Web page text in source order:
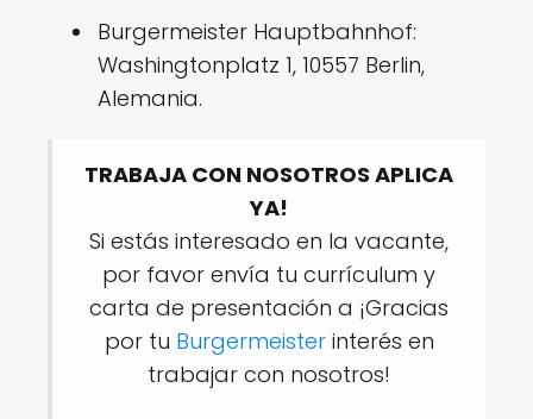
Burgermeister Hauptbahnhof:
Washingtonplatz 1, 10557 Berlin,
Alemania.
TRABAJA CON NOSOTROS APLICA
YA!
Si estás interesado en la vacante,
por favor envía tu currículum y
carta de presentación a ¡Gracias
por tu Burgermeisterinterés en
trabajar con nosotros!